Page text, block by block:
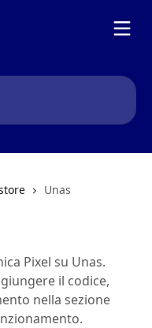
Unas
Pixel su Unas.
il codice,
nella sezione